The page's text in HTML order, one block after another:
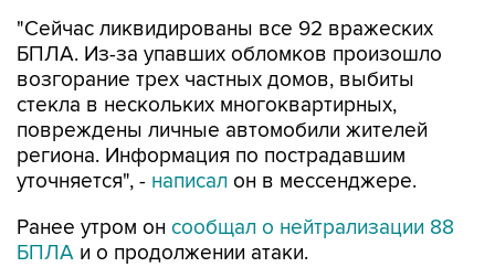
"Сейчас ликвидированы все 92 вражеских
БПЛА. Из-за упавших обломков произошло
возгорание трех частных домов, выбиты
стекла в нескольких многоквартирных,
повреждены личные автомобили жителей
региона. Информация по пострадавшим
уточняется", - написал он в мессенджере.
Ранее утром он сообщал о нейтрализации 88
БПЛА и о продолжении атаки.